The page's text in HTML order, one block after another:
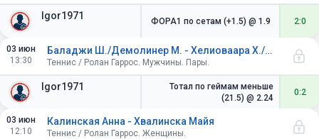
Igor1971 ФОРА1 по сетам (+1.5) @ 1.9 2:0
03 июн
13:30
Igor1971
Баладжи Ш./Демолинер М. - Хелиоваара Х./Паттен Г.
Теннис / Ролан Гаррос. Мужчины. Пары.
Тотал по геймам меньше
(21.5) @ 2.24
0:2
03 июн
12:10
Калинская Анна - Хвалинска Майя
Теннис / Ролан Гаррос. Женщины.